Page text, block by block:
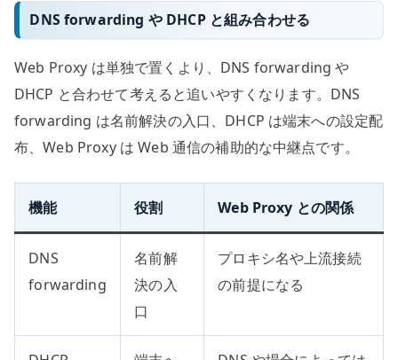
DNS forwarding や DHCP と組み合わせる
Web Proxy は単独で置くより、DNS forwarding や
DHCP と合わせて考えると追いやすくなります。DNS
forwarding は名前解決の入口、DHCP は端末への設定配
布、Web Proxy は Web 通信の補助的な中継点です。
機能 役割 Web Proxy との関係
DNS
forwarding
名前解
決の入
口
プロキシ名や上流接続
の前提になる